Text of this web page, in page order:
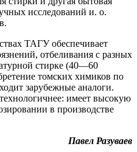
исследований и. о.
ТАГУ обеспечивает
отбеливания с разных
стирке (40—60
томских химиков по
зарубежные аналоги.
имеет высокую
в производстве
Павел Разуваев